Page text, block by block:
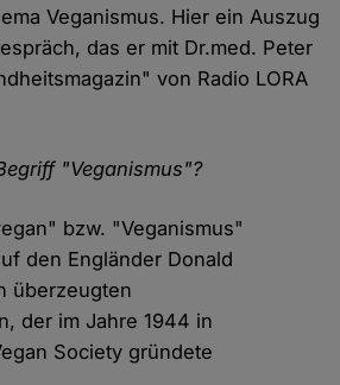
Veganismus. Hier ein Auszug
das er mit Dr.med. Peter
von Radio LORA
"Veganismus"?
bzw. "Veganismus"
den Engländer Donald
überzeugten
der im Jahre 1944 in
Society gründete